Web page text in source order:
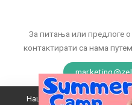
За питања или предлоге
контактирати са нама
Наш вебсајт користи